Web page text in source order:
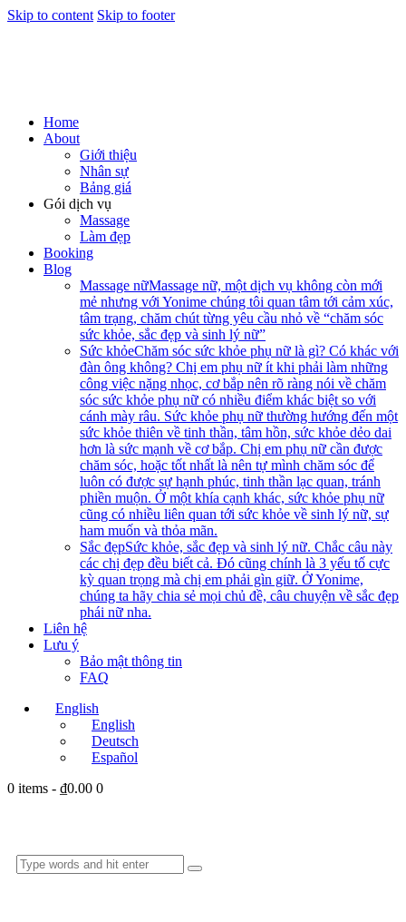
Skip to content Skip to footer
Home
About
Giới thiệu
Nhân sự
Bảng giá
Gói dịch vụ
Massage
Làm đẹp
Booking
Blog
Massage nữMassage nữ, một dịch vụ không còn mới
mẻ nhưng với Yonime chúng tôi quan tâm tới cảm xúc,
tâm trạng, chăm chút từng yêu cầu nhỏ về “chăm sóc
sức khỏe, sắc đẹp và sinh lý nữ”
Sức khỏeChăm sóc sức khỏe phụ nữ là gì? Có khác với
đàn ông không? Chị em phụ nữ ít khi phải làm những
công việc nặng nhọc, cơ bắp nên rõ ràng nói về chăm
sóc sức khỏe phụ nữ có nhiều điểm khác biệt so với
cánh mày râu. Sức khỏe phụ nữ thường hướng đến một
sức khỏe thiên về tinh thần, tâm hồn, sức khỏe dẻo dai
hơn là sức mạnh về cơ bắp. Chị em phụ nữ cần được
chăm sóc, hoặc tốt nhất là nên tự mình chăm sóc để
luôn có được sự hạnh phúc, tinh thần lạc quan, tránh
phiền muộn. Ở một khía cạnh khác, sức khỏe phụ nữ
cũng có nhiều liên quan tới sức khỏe về sinh lý nữ, sự
ham muốn và thỏa mãn.
Sắc đẹpSức khỏe, sắc đẹp và sinh lý nữ. Chắc câu này
các chị đẹp đều biết cả. Đó cũng chính là 3 yếu tố cực
kỳ quan trọng mà chị em phải gìn giữ. Ở Yonime,
chúng ta hãy chia sẻ mọi chủ đề, câu chuyện về sắc đẹp
phái nữ nha.
Liên hệ
Lưu ý
Bảo mật thông tin
FAQ
English
English
Deutsch
Español
0 items - ₫0.00 0